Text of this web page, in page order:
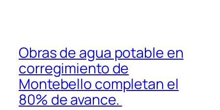
Obras de agua potable en
corregimiento de
Montebello completan el
80% de avance.